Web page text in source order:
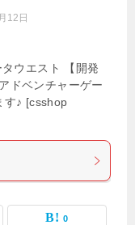
12日
ウエスト 【開発
ベンチャーゲー
す♪ [csshop
0